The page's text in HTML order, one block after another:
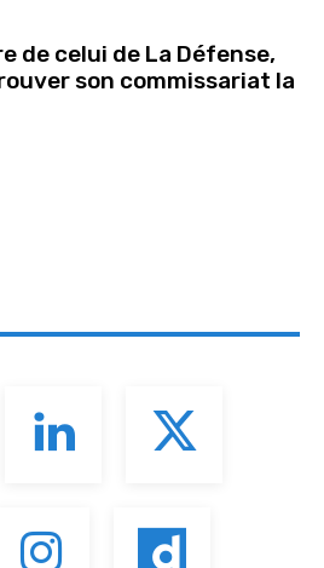
de celui de La Défense,
son commissariat la